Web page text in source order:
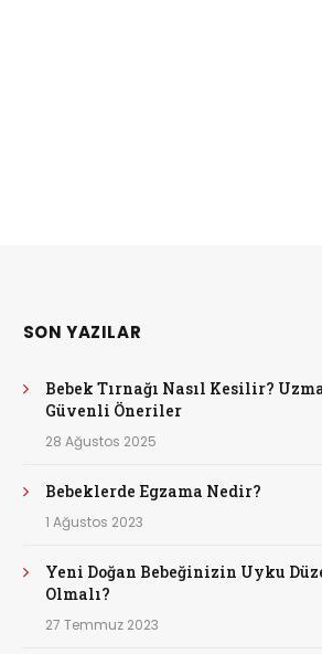
SON YAZILAR
Bebek Tırnağı Nasıl Kesilir?
Güvenli Öneriler
28 Ağustos 2025
Bebeklerde Egzama Nedir?
1 Ağustos 2023
Yeni Doğan Bebeğinizin Uyku
Olmalı?
27 Temmuz 2023